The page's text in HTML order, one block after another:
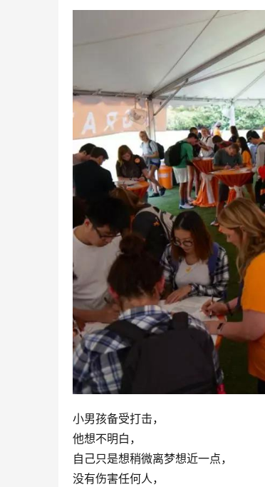
小男孩备受打击，
他想不明白，
自己只是想稍微离梦想近一点，
没有伤害任何人，